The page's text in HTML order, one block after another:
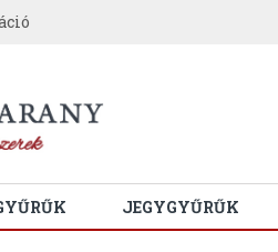
JEGYGYŰRŰK